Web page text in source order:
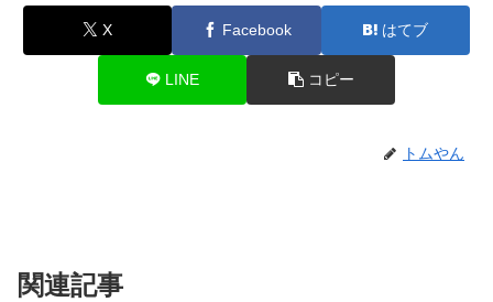
X Facebook はてブ
LINE コピー
トムやん
関連記事